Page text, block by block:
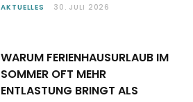
AKTUELLES 30. JULI 2026
WARUM FERIENHAUSURLAUB IM
SOMMER OFT MEHR
ENTLASTUNG BRINGT ALS